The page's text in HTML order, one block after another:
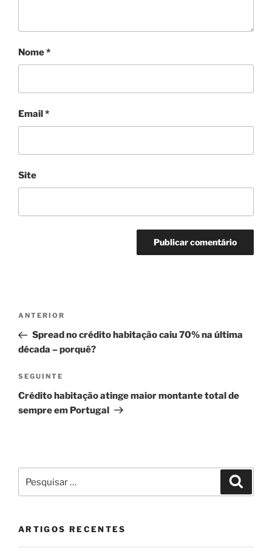
Nome*
Email*
Site
Navegação
artigos
Conteúdo
anterior
ANTERIOR
Spread no crédito habitação caiu 70% na última
década – porquê?
Conteúdo
seguinte
SEGUINTE
Crédito habitação atinge maior montante total de
sempre em Portugal
por:
ARTIGOS RECENTES